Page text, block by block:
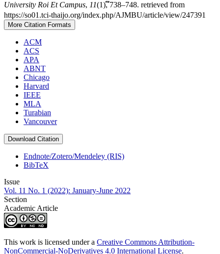
University Roi Et Campus, 11(1), ึ738–748. retrieved from
https://so01.tci-thaijo.org/index.php/AJMBU/article/view/247391
More Citation Formats
ACM
ACS
APA
ABNT
Chicago
Harvard
IEEE
MLA
Turabian
Vancouver
Download Citation
Endnote/Zotero/Mendeley (RIS)
BibTeX
Issue
Vol. 11 No. 1 (2022): January-June 2022
Section
Academic Article
This work is licensed under a Creative Commons Attribution-
NonCommercial-NoDerivatives 4.0 International License.